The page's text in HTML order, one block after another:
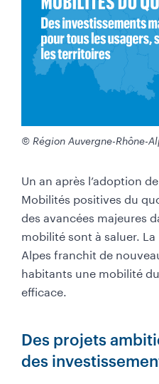
© Région Auvergne-Rhône-
Un an après l’adoption
Mobilités positives du
des avancées majeures
mobilité sont à saluer.
Alpes franchit de
habitants une mobilité
efficace.
Des projets
des